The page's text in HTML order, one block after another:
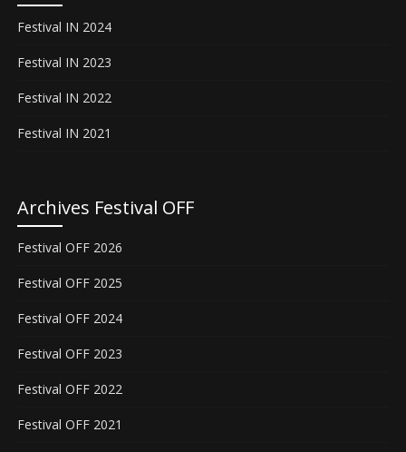
Festival IN 2024
Festival IN 2023
Festival IN 2022
Festival IN 2021
Archives Festival OFF
Festival OFF 2026
Festival OFF 2025
Festival OFF 2024
Festival OFF 2023
Festival OFF 2022
Festival OFF 2021